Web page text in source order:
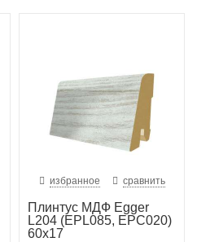
избранное сравнить
Плинтус МДФ Egger
L204 (EPL085, EPC020)
60х17